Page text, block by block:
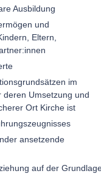
Ausbildung
und
Eltern,
im
deren Umsetzung und
Ort Kirche ist
ansetzende
auf der